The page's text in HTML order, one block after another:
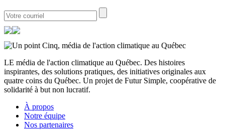
LE média de l'action climatique au Québec. Des histoires
inspirantes, des solutions pratiques, des initiatives originales aux
quatre coins du Québec. Un projet de Futur Simple, coopérative de
solidarité à but non lucratif.
À propos
Notre équipe
Nos partenaires